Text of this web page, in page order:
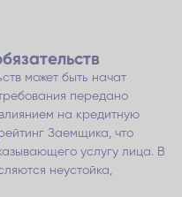
может быть начат
передано
на кредитную
Заемщика, что
услугу лица. В
неустойка,